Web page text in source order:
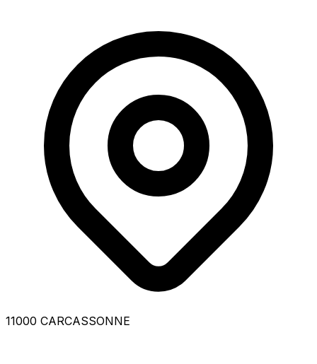
11000 CARCASSONNE